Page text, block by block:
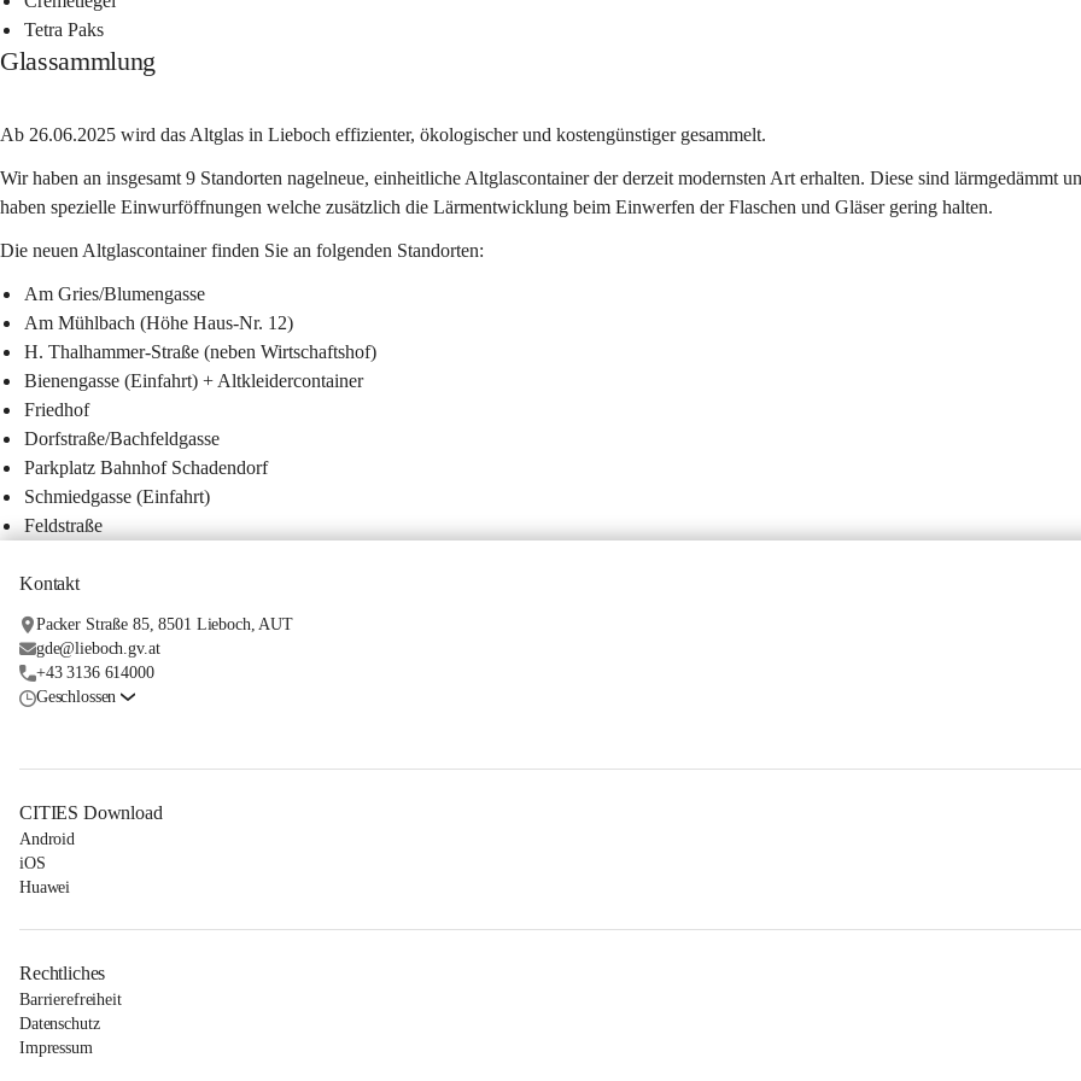
Tetra Paks
Glassammlung
Ab 26.06.2025 wird das Altglas in Lieboch effizienter, ökologischer und kostengünstiger gesammelt.
Wir haben an insgesamt 9 Standorten nagelneue, einheitliche Altglascontainer der derzeit modernsten Art erhalten. Diese sind lärmgedämmt
haben spezielle Einwurföffnungen welche zusätzlich die Lärmentwicklung beim Einwerfen der Flaschen und Gläser gering halten.
Die neuen Altglascontainer finden Sie an folgenden Standorten:
Am Gries/Blumengasse
Am Mühlbach (Höhe Haus-Nr. 12)
H. Thalhammer-Straße (neben Wirtschaftshof)
Bienengasse (Einfahrt) + Altkleidercontainer
Friedhof
Dorfstraße/Bachfeldgasse
Parkplatz Bahnhof Schadendorf
Schmiedgasse (Einfahrt)
Feldstraße
Kontakt
Packer Straße 85, 8501 Lieboch, AUT
gde@lieboch.gv.at
+43 3136 614000
Geschlossen
CITIES Download
Android
iOS
Huawei
Rechtliches
Barrierefreiheit
Datenschutz
Impressum